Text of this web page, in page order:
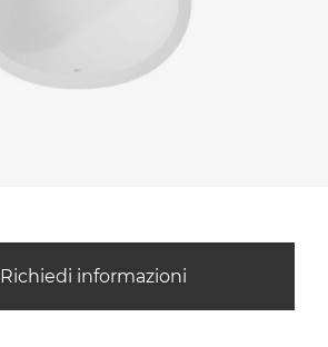
Richiedi informazioni